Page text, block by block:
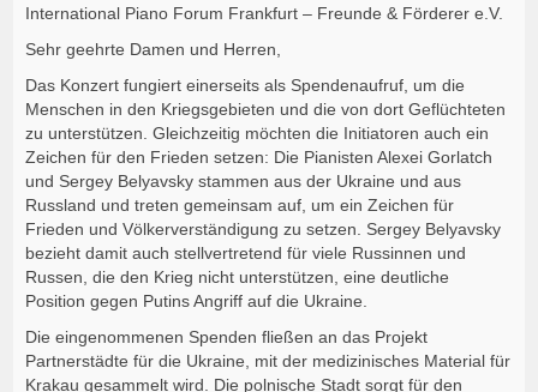
International Piano Forum Frankfurt – Freunde & Förderer e.V.
Sehr geehrte Damen und Herren,
Das Konzert fungiert einerseits als Spendenaufruf, um die
Menschen in den Kriegsgebieten und die von dort Geflüchteten
zu unterstützen. Gleichzeitig möchten die Initiatoren auch ein
Zeichen für den Frieden setzen: Die Pianisten Alexei Gorlatch
und Sergey Belyavsky stammen aus der Ukraine und aus
Russland und treten gemeinsam auf, um ein Zeichen für
Frieden und Völkerverständigung zu setzen. Sergey Belyavsky
bezieht damit auch stellvertretend für viele Russinnen und
Russen, die den Krieg nicht unterstützen, eine deutliche
Position gegen Putins Angriff auf die Ukraine.
Die eingenommenen Spenden fließen an das Projekt
Partnerstädte für die Ukraine, mit der medizinisches Material für
Krakau gesammelt wird. Die polnische Stadt sorgt für den